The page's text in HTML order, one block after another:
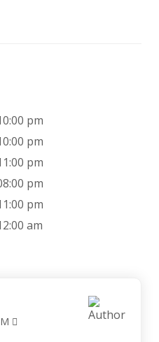
Γεμιστό
pm
pm
pm
pm
pm
am